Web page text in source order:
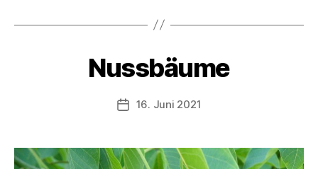
Nussbäume
Beitragsdatum
16. Juni 2021